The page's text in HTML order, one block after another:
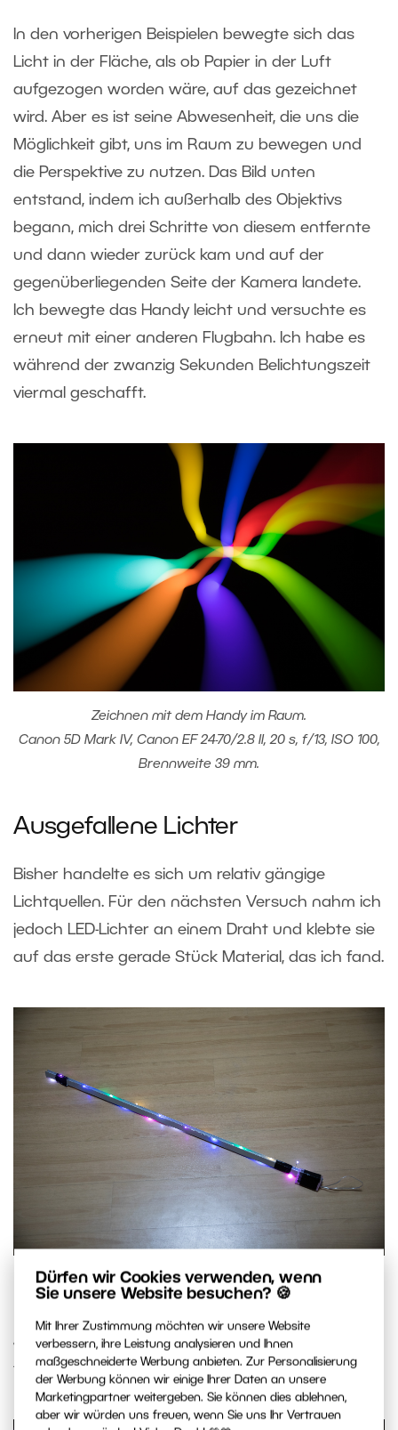
Dürfen wir Cookies verwenden, wenn
Sie unsere Website besuchen? 🍪
Mit Ihrer Zustimmung möchten wir unsere Website
verbessern, ihre Leistung analysieren und Ihnen
maßgeschneiderte Werbung anbieten. Zur Personalisierung
der Werbung können wir einige Ihrer Daten an unsere
Marketingpartner weitergeben. Sie können dies ablehnen,
aber wir würden uns freuen, wenn Sie uns Ihr Vertrauen
In den vorherigen Beispielen bewegte sich das
Licht in der Fläche, als ob Papier in der Luft
aufgezogen worden wäre, auf das gezeichnet
wird. Aber es ist seine Abwesenheit, die uns die
Möglichkeit gibt, uns im Raum zu bewegen und
die Perspektive zu nutzen. Das Bild unten
entstand, indem ich außerhalb des Objektivs
begann, mich drei Schritte von diesem entfernte
und dann wieder zurück kam und auf der
gegenüberliegenden Seite der Kamera landete.
Ich bewegte das Handy leicht und versuchte es
erneut mit einer anderen Flugbahn. Ich habe es
während der zwanzig Sekunden Belichtungszeit
viermal geschafft.
Zeichnen mit dem Handy im Raum.
Canon 5D Mark IV, Canon EF 24-70/2.8 II, 20 s, f/13, ISO 100,
Brennweite 39 mm.
Ausgefallene Lichter
Bisher handelte es sich um relativ gängige
Lichtquellen. Für den nächsten Versuch nahm ich
jedoch LED-Lichter an einem Draht und klebte sie
auf das erste gerade Stück Material, das ich fand.
Komplexere Lichtquelle – auf einen Stab geklebte Lichter.
Jetzt ist es viel einfacher, den Raum mit Linien zu
füllen: